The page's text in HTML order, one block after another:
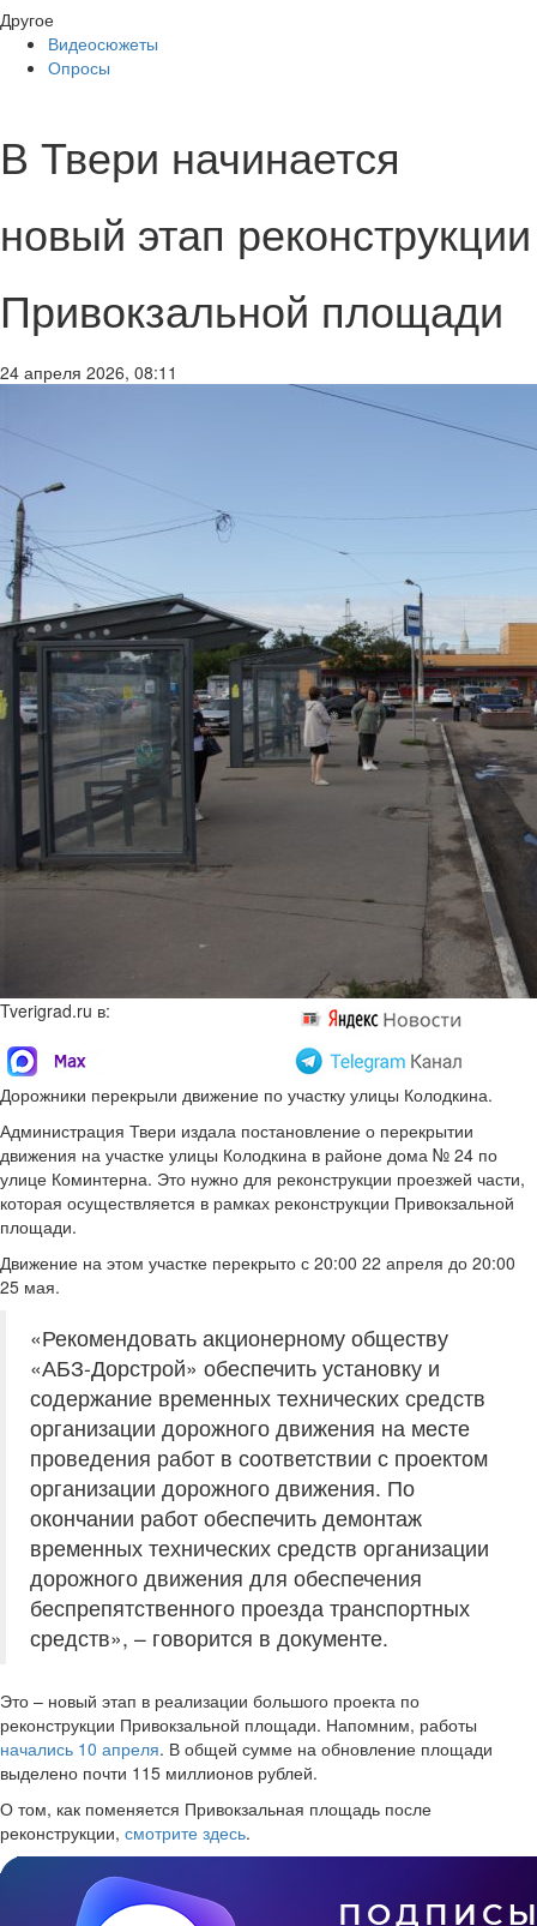
Другое
Видеосюжеты
Опросы
В Твери начинается
новый этап реконструкции
Привокзальной площади
24 апреля 2026, 08:11
Tverigrad.ru в:
Дорожники перекрыли движение по участку улицы Колодкина.
Администрация Твери издала постановление о перекрытии
движения на участке улицы Колодкина в районе дома № 24 по
улице Коминтерна. Это нужно для реконструкции проезжей части,
которая осуществляется в рамках реконструкции Привокзальной
площади.
Движение на этом участке перекрыто с 20:00 22 апреля до 20:00
25 мая.
«Рекомендовать акционерному обществу
«АБЗ-Дорстрой» обеспечить установку и
содержание временных технических средств
организации дорожного движения на месте
проведения работ в соответствии с проектом
организации дорожного движения. По
окончании работ обеспечить демонтаж
временных технических средств организации
дорожного движения для обеспечения
беспрепятственного проезда транспортных
средств», – говорится в документе.
Это – новый этап в реализации большого проекта по
реконструкции Привокзальной площади. Напомним, работы
начались 10 апреля. В общей сумме на обновление площади
выделено почти 115 миллионов рублей.
О том, как поменяется Привокзальная площадь после
реконструкции, смотрите здесь.